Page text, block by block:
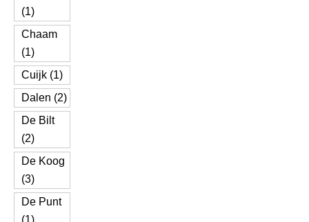
(1)
Chaam
(1)
Cuijk (1)
Dalen (2)
De Bilt
(2)
De Koog
(3)
De Punt
(1)